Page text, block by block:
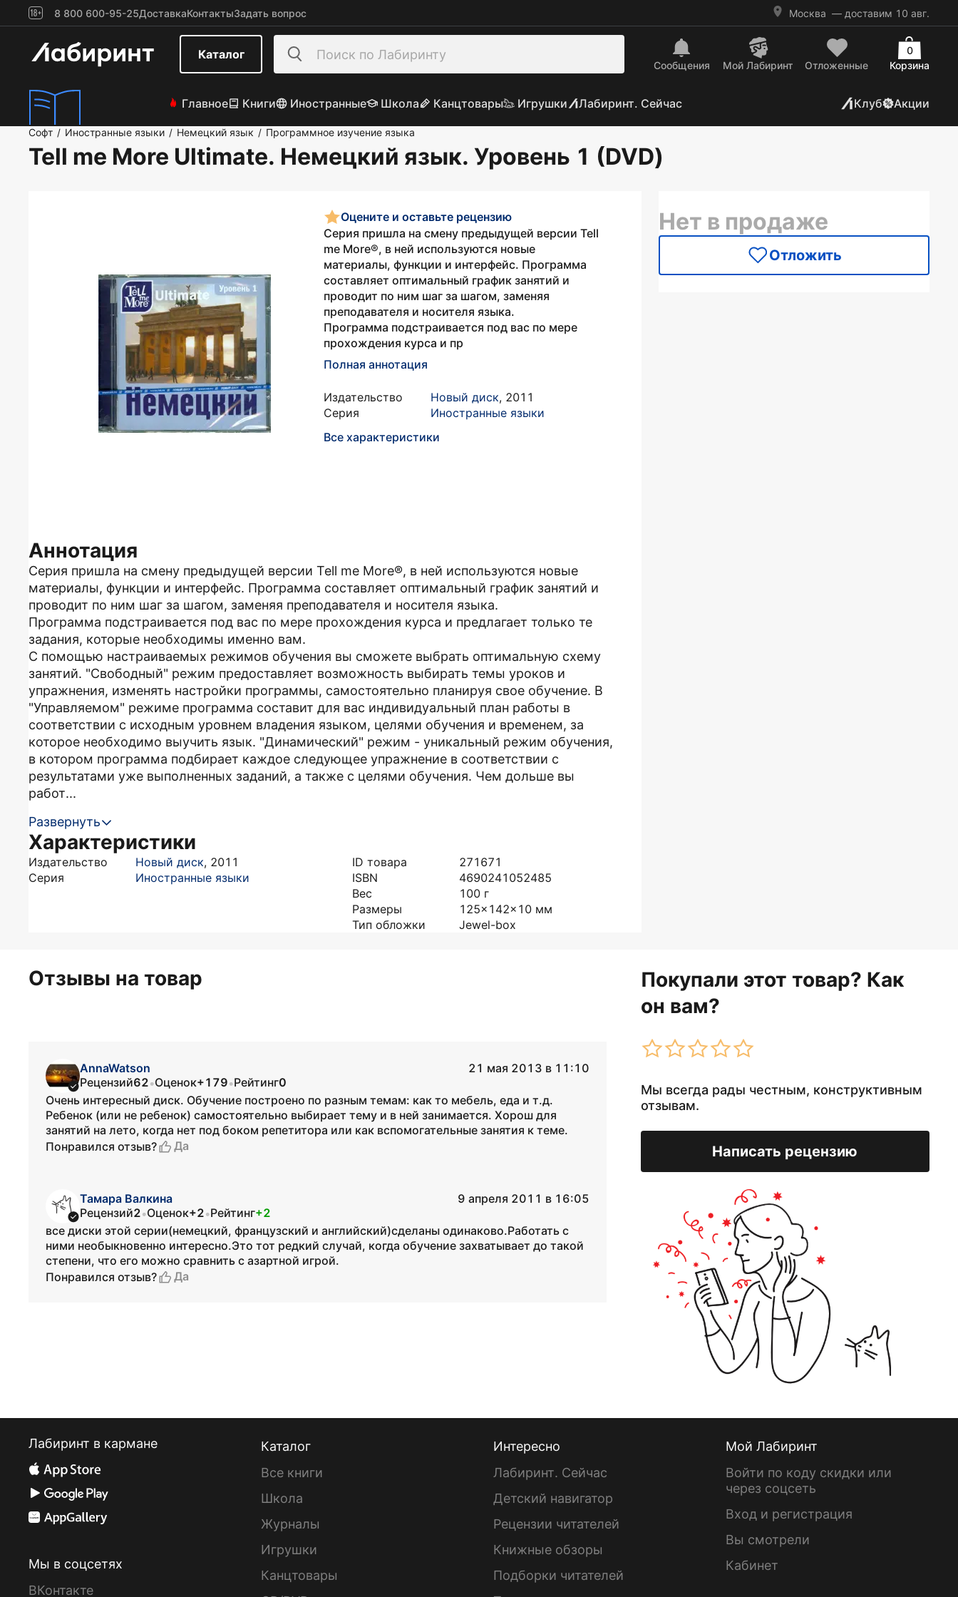
8 800 600-95-25ДоставкаКонтактыЗадать вопрос Москва — доставим 10 авг.
Каталог
Сообщения Mой Лабиринт Отложенные Корзина
0
Главное Книги Иностранные Школа Канцтовары Игрушки Лабиринт. Сейчас Клуб Акции
Софт / Иностранные языки / Немецкий язык / Программное изучение языка
Tell me More Ultimate. Немецкий язык. Уровень 1 (DVD)
Оцените и оставьте рецензию
Серия пришла на смену предыдущей версии Tell
me More®, в ней используются новые
материалы, функции и интерфейс. Программа
составляет оптимальный график занятий и
проводит по ним шаг за шагом, заменяя
преподавателя и носителя языка.
Программа подстраивается под вас по мере
прохождения курса и пр
Полная аннотация
Издательство Новый диск, 2011
Серия
Иностранные языки
Все характеристики
Аннотация
Серия пришла на смену предыдущей версии Tell me More®, в ней используются новые
материалы, функции и интерфейс. Программа составляет оптимальный график занятий и
проводит по ним шаг за шагом, заменяя преподавателя и носителя языка.
Программа подстраивается под вас по мере прохождения курса и предлагает только те
задания, которые необходимы именно вам.
С помощью настраиваемых режимов обучения вы сможете выбрать оптимальную схему
занятий. "Свободный" режим предоставляет возможность выбирать темы уроков и
упражнения, изменять настройки программы, самостоятельно планируя свое обучение. В
"Управляемом" режиме программа составит для вас индивидуальный план работы в
соответствии с исходным уровнем владения языком, целями обучения и временем, за
которое необходимо выучить язык. "Динамический" режим - уникальный режим обучения,
в котором программа подбирает каждое следующее упражнение в соответствии с
результатами уже выполненных заданий, а также с целями обучения. Чем дольше вы
работ...
Развернуть
Характеристики
Издательство Новый диск, 2011
Серия
Иностранные языки
ID товара
271671
ISBN
4690241052485
Вес
100 г
Размеры
125x142x10 мм
Тип обложки
Jewel-box
Нет в продаже
Отложить
Отзывы на товар
Покупали этот товар? Как
он вам?
Мы всегда рады честным, конструктивным
отзывам.
Написать рецензию
AnnaWatson
21 мая 2013 в 11:10
Рецензий62•Оценок+179•Рейтинг0
Очень интересный диск. Обучение построено по разным темам: как то мебель, еда и т.д.
Ребенок (или не ребенок) самостоятельно выбирает тему и в ней занимается. Хорош для
занятий на лето, когда нет под боком репетитора или как вспомогательные занятия к теме.
Понравился отзыв?
Да
Тамара Валкина
9 апреля 2011 в 16:05
Рецензий2•Оценок+2•Рейтинг+2
все диски этой серии(немецкий, французский и английский)сделаны одинаково.Работать с
ними необыкновенно интересно.Это тот редкий случай, когда обучение захватывает до такой
степени, что его можно сравнить с азартной игрой.
Понравился отзыв?
Да
Лабиринт в кармане
Мы в соцсетях
ВКонтакте
Каталог
Все книги
Школа
Журналы
Игрушки
Канцтовары
Интересно
Лабиринт. Сейчас
Детский навигатор
Рецензии читателей
Книжные обзоры
Подборки читателей
Мой Лабиринт
Войти по коду скидки или
через соцсеть
Вход и регистрация
Вы смотрели
Кабинет